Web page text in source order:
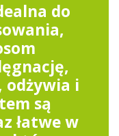
do
odżywia i
są
łatwe w